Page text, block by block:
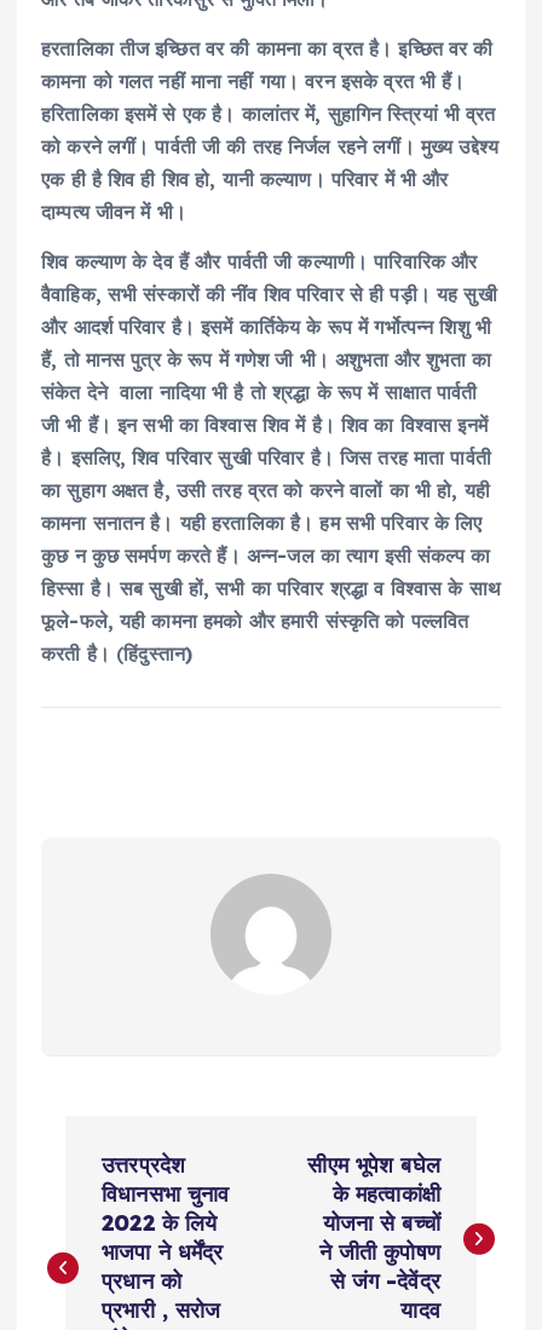
हरतालिका तीज इच्छित वर की कामना का व्रत है। इच्छित वर की
कामना को गलत नहीं माना नहीं गया। वरन इसके व्रत भी हैं।
हरितालिका इसमें से एक है। कालांतर में, सुहागिन स्त्रियां भी व्रत
को करने लगीं। पार्वती जी की तरह निर्जल रहने लगीं। मुख्य उद्देश्य
एक ही है शिव ही शिव हो, यानी कल्याण। परिवार में भी और
दाम्पत्य जीवन में भी।
शिव कल्याण के देव हैं और पार्वती जी कल्याणी। पारिवारिक और
वैवाहिक, सभी संस्कारों की नींव शिव परिवार से ही पड़ी। यह सुखी
और आदर्श परिवार है। इसमें कार्तिकेय के रूप में गर्भोत्पन्न शिशु भी
हैं, तो मानस पुत्र के रूप में गणेश जी भी। अशुभता और शुभता का
संकेत देने वाला नादिया भी है तो श्रद्धा के रूप में साक्षात पार्वती
जी भी हैं। इन सभी का विश्वास शिव में है। शिव का विश्वास इनमें
है। इसलिए, शिव परिवार सुखी परिवार है। जिस तरह माता पार्वती
का सुहाग अक्षत है, उसी तरह व्रत को करने वालों का भी हो, यही
कामना सनातन है। यही हरतालिका है। हम सभी परिवार के लिए
कुछ न कुछ समर्पण करते हैं। अन्न-जल का त्याग इसी संकल्प का
हिस्सा है। सब सुखी हों, सभी का परिवार श्रद्धा व विश्वास के साथ
फूले-फले, यही कामना हमको और हमारी संस्कृति को पल्लवित
करती है। (हिंदुस्तान)
s
उत्तरप्रदेश
विधानसभा चुनाव
2022 के लिये
भाजपा ने धर्मेंद्र
प्रधान को
प्रभारी , सरोज
सीएम भूपेश बघेल
के महत्वाकांक्षी
योजना से बच्चों
ने जीती कुपोषण
से जंग -देवेंद्र
यादव